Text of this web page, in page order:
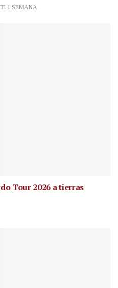
1 SEMANA
Tour 2026 a tierras